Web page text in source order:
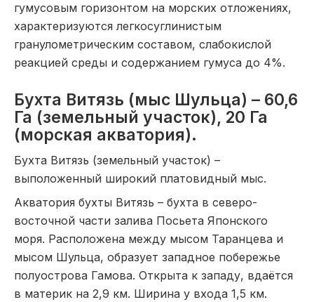
гумусовым горизонтом на морских отложениях,
характеризуются легкосуглинистым
гранулометрическим составом, слабокислой
реакцией среды и содержанием гумуса до 4%.
Бухта Витязь (мыс Шульца) – 60,6
Га (земельный участок), 20 Га
(морская акватория).
Бухта Витязь (земельный участок) –
выположенный широкий платовидный мыс.
Акватория бухты Витязь – бухта в северо-
восточной части залива Посьета Японского
моря. Расположена между мысом Таранцева и
мысом Шульца, образует западное побережье
полуострова Гамова. Открыта к западу, вдаётся
в материк на 2,9 км. Ширина у входа 1,5 км.